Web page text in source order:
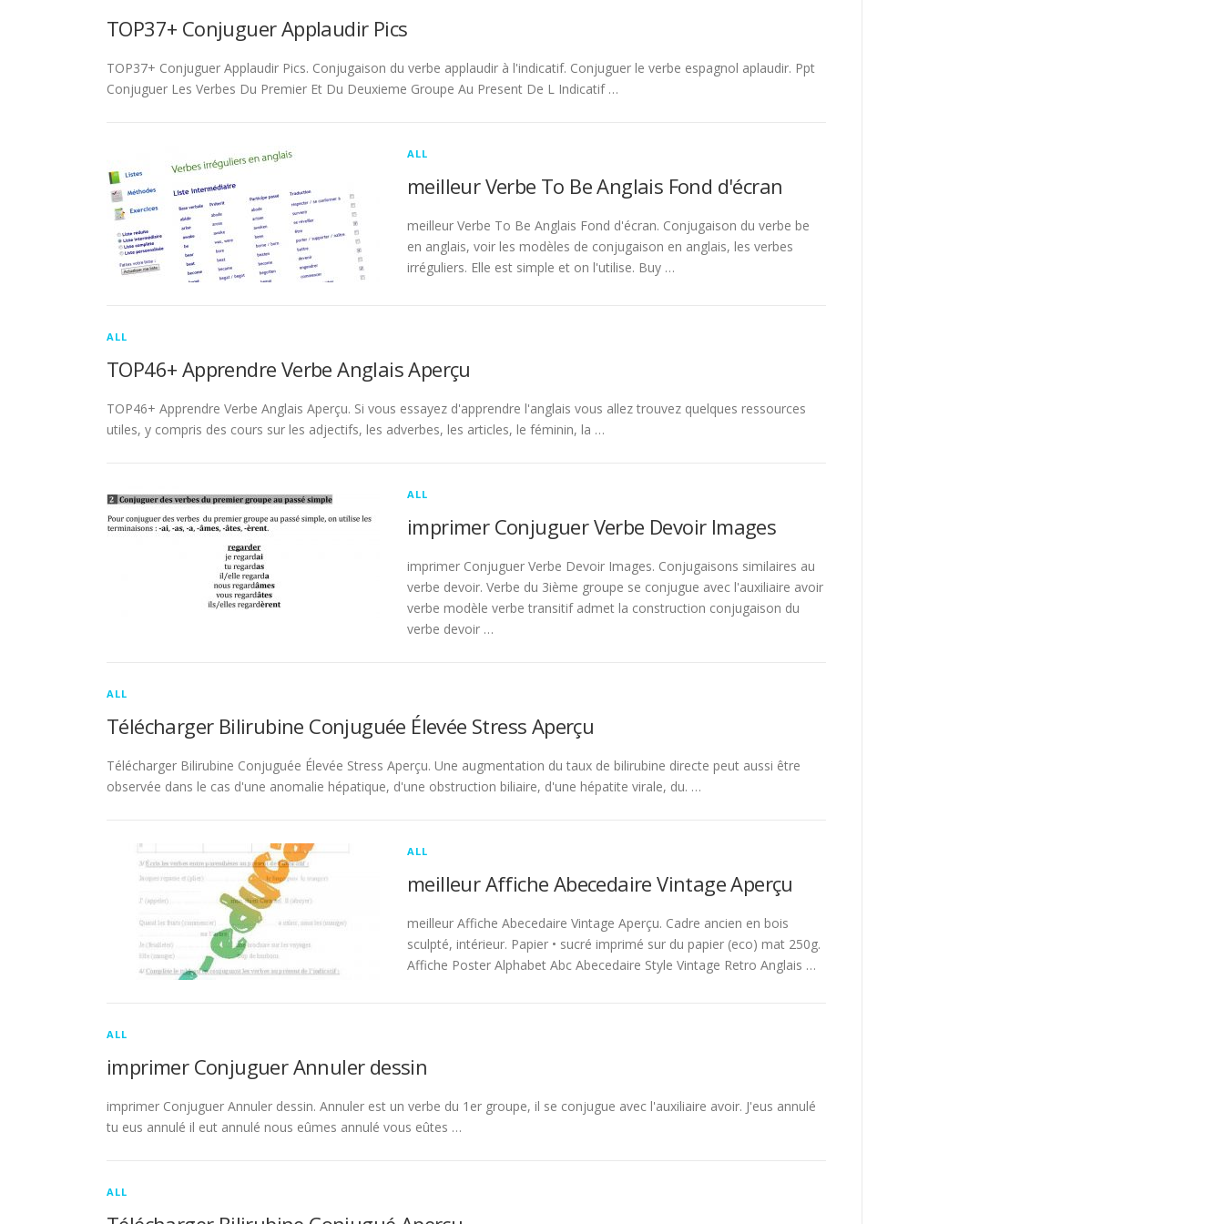
TOP37+ Conjuguer Applaudir Pics
TOP37+ Conjuguer Applaudir Pics. Conjugaison du verbe applaudir à l'indicatif. Conjuguer le verbe espagnol aplaudir. Ppt
Conjuguer Les Verbes Du Premier Et Du Deuxieme Groupe Au Present De L Indicatif …
ALL
meilleur Verbe To Be Anglais Fond d'écran
meilleur Verbe To Be Anglais Fond d'écran. Conjugaison du verbe be
en anglais, voir les modèles de conjugaison en anglais, les verbes
irréguliers. Elle est simple et on l'utilise. Buy …
ALL
TOP46+ Apprendre Verbe Anglais Aperçu
TOP46+ Apprendre Verbe Anglais Aperçu. Si vous essayez d'apprendre l'anglais vous allez trouvez quelques ressources
utiles, y compris des cours sur les adjectifs, les adverbes, les articles, le féminin, la …
ALL
imprimer Conjuguer Verbe Devoir Images
imprimer Conjuguer Verbe Devoir Images. Conjugaisons similaires au
verbe devoir. Verbe du 3ième groupe se conjugue avec l'auxiliaire avoir
verbe modèle verbe transitif admet la construction conjugaison du
verbe devoir …
ALL
Télécharger Bilirubine Conjuguée Élevée Stress Aperçu
Télécharger Bilirubine Conjuguée Élevée Stress Aperçu. Une augmentation du taux de bilirubine directe peut aussi être
observée dans le cas d'une anomalie hépatique, d'une obstruction biliaire, d'une hépatite virale, du. …
ALL
meilleur Affiche Abecedaire Vintage Aperçu
meilleur Affiche Abecedaire Vintage Aperçu. Cadre ancien en bois
sculpté, intérieur. Papier • sucré imprimé sur du papier (eco) mat 250g.
Affiche Poster Alphabet Abc Abecedaire Style Vintage Retro Anglais …
ALL
imprimer Conjuguer Annuler dessin
imprimer Conjuguer Annuler dessin. Annuler est un verbe du 1er groupe, il se conjugue avec l'auxiliaire avoir. J'eus annulé
tu eus annulé il eut annulé nous eûmes annulé vous eûtes …
ALL